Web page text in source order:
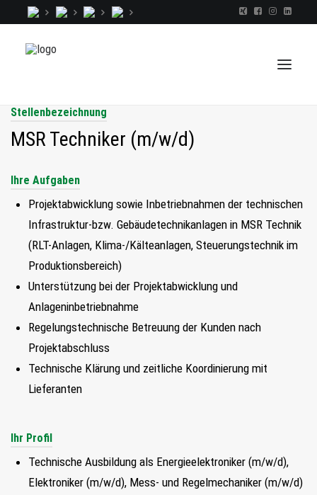
TALENTINDEX
CONSULTING
RECRUITING
COACHING
JOBS
EXTRA
FIND MY JOB
JETZT BEWERBEN
Stellenbezeichnung
MSR Techniker (m/w/d)
Ihre Aufgaben
Projektabwicklung sowie Inbetriebnahmen der technischen
Infrastruktur-bzw. Gebäudetechnikanlagen in MSR Technik
(RLT-Anlagen, Klima-/Kälteanlagen, Steuerungstechnik im
Produktionsbereich)
Unterstützung bei der Projektabwicklung und
Anlageninbetriebnahme
Regelungstechnische Betreuung der Kunden nach
Projektabschluss
Technische Klärung und zeitliche Koordinierung mit
Lieferanten
Ihr Profil
Technische Ausbildung als Energieelektroniker (m/w/d),
Elektroniker (m/w/d), Mess- und Regelmechaniker (m/w/d)